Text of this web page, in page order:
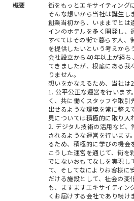
概要
街をもっとエキサイティング
そんな想いから当社は誕生し
創業当初から、いままでとは
インのホテルを多く開発し、
すべてはその街で暮らす人、
を提供したいという考えから
会社設立から40年以上が経
てきましたが、根底にある我
りません。
想いをかなえるため、当社は
1. 公平公正な運営を行いま
く、共に働くスタッフや取引
出せるような環境を常に整え
見については積極的に取り入
2. デジタル技術の活用など
されるような運営を行います
るため、積極的に学びの機会
こうした運営を通じて、街を
でにないおもてなしを実現し
て、そしてなによりお客様に
だける施設として、社会の変
も、ますますエキサイティン
くお届けする会社であり続け